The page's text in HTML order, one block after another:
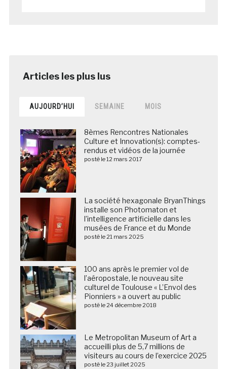
AUJOURD’HUI SEMAINE MOIS
8èmes Rencontres Nationales
Culture et Innovation(s): comptes-
rendus et vidéos de la journée
posté le 12 mars 2017
La société hexagonale BryanThings
installe son Photomaton et
l’intelligence artificielle dans les
musées de France et du Monde
posté le 21 mars 2025
100 ans après le premier vol de
l’aéropostale, le nouveau site
culturel de Toulouse « L’Envol des
Pionniers » a ouvert au public
posté le 24 décembre 2018
Le Metropolitan Museum of Art a
accueilli plus de 5,7 millions de
visiteurs au cours de l’exercice 2025
posté le 23 juillet 2025